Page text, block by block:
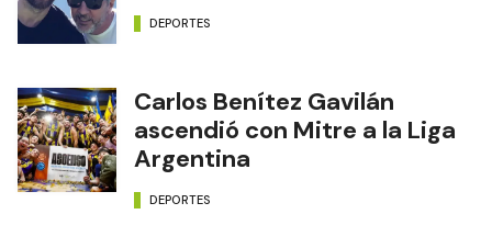
DEPORTES
Carlos Benítez Gavilán
ascendió con Mitre a la Liga
Argentina
DEPORTES